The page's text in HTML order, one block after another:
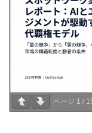
ページ 1 /